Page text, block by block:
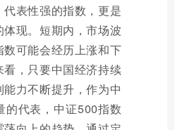
表性强的指数，更是
现。短期内，市场波
可能会经历上涨和下
看，只要中国经济持续
力不断提升，作为中
的代表，中证500指数